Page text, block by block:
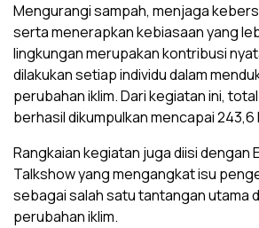
Mengurangi sampah, menjaga
serta menerapkan kebiasaan yang
lingkungan merupakan kontribusi
dilakukan setiap individu dalam
perubahan iklim. Dari kegiatan ini,
berhasil dikumpulkan mencapai 243,6
Rangkaian kegiatan juga diisi dengan
Talkshow yang mengangkat isu
sebagai salah satu tantangan utama
perubahan iklim.